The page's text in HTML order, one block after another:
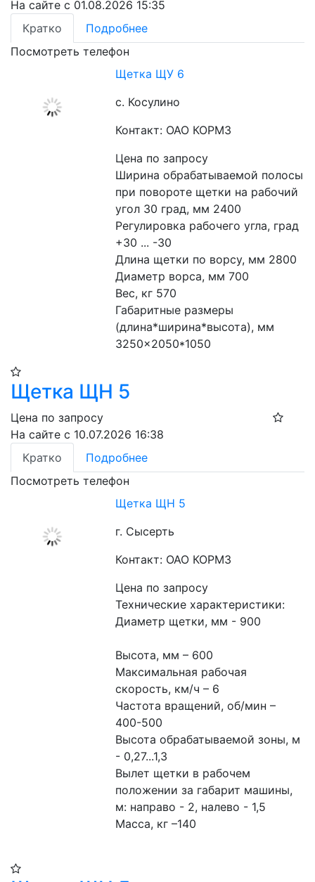
На сайте с 01.08.2026 15:35
Кратко
Подробнее
Посмотреть телефон
Щетка ЩУ 6
с. Косулино
Контакт: ОАО КОРМЗ
Цена по запросу
Ширина обрабатываемой полосы
при повороте щетки на рабочий
угол 30 град, мм 2400
Регулировка рабочего угла, град
+30 ... -30
Длина щетки по ворсу, мм 2800
Диаметр ворса, мм 700
Вес, кг 570
Габаритные размеры
(длина*ширина*высота), мм
3250×2050*1050
Щетка ЩН 5
Цена по запросу
На сайте с 10.07.2026 16:38
Кратко
Подробнее
Посмотреть телефон
Щетка ЩН 5
г. Сысерть
Контакт: ОАО КОРМЗ
Цена по запросу
Технические характеристики:
Диаметр щетки, мм - 900
Высота, мм – 600
Максимальная рабочая
скорость, км/ч – 6
Частота вращений, об/мин –
400-500
Высота обрабатываемой зоны, м
- 0,27...1,3
Вылет щетки в рабочем
положении за габарит машины,
м: направо - 2, налево - 1,5
Масса, кг –140